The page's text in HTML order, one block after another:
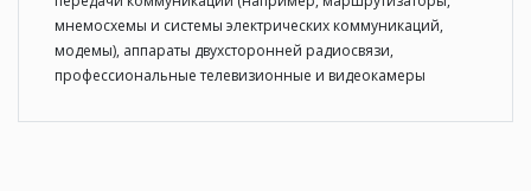
мнемосхемы и системы электрических коммуникаций,
модемы), аппараты двухсторонней радиосвязи,
профессиональные телевизионные и видеокамеры